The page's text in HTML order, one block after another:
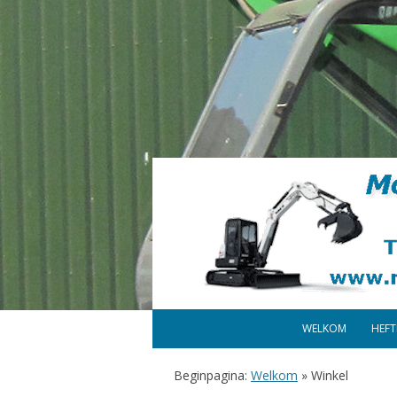
WELKOM
Beginpagina: Welkom » Winkel